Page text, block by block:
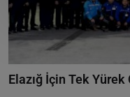
Elazığ İçin Tek Yürek